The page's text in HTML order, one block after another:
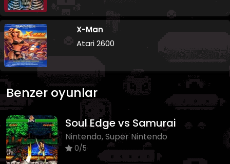
X-Man
Atari 2600
Benzer oyunlar
Soul Edge vs Samurai
Nintendo, Super Nintendo
0/5